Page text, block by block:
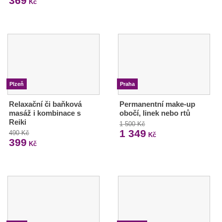
Kč
Plzeň
Relaxační či baňková
masáž i kombinace s
Reiki
490 Kč
399 Kč
Praha
Permanentní make-up
obočí, linek nebo rtů
1 500 Kč
1 349 Kč